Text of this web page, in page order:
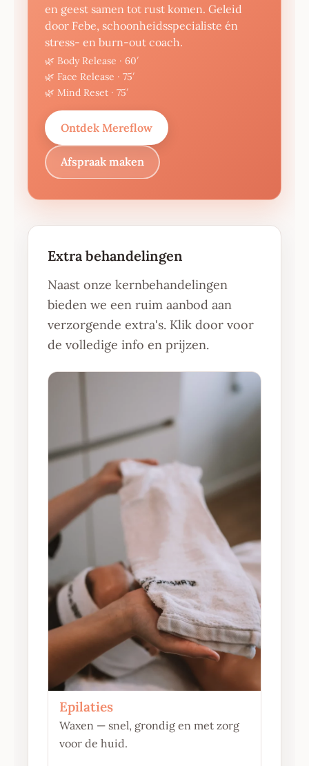
en geest samen tot rust komen. Geleid
door Febe, schoonheidsspecialiste én
stress- en burn-out coach.
🌿 Body Release · 60′
🌿 Face Release · 75′
🌿 Mind Reset · 75′
Ontdek Mereflow
Afspraak maken
Extra behandelingen
Naast onze kernbehandelingen
bieden we een ruim aanbod aan
verzorgende extra's. Klik door voor
de volledige info en prijzen.
Epilaties
Waxen — snel, grondig en met zorg
voor de huid.